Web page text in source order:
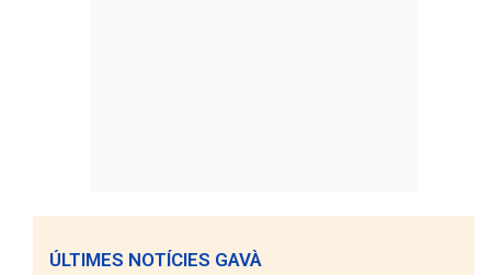
ÚLTIMES NOTÍCIES GAVÀ